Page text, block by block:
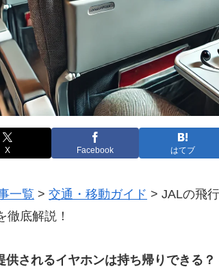
X Facebook はてブ
一覧 > 交通・移動ガイド > JALの飛
徹底解説！
されるイヤホンは持ち帰りできる？